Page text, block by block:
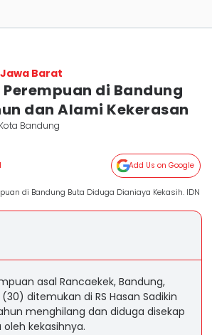
Jawa Barat
di Bandung
dan Alami Kekerasan
Kota Bandung
Add Us on Google
di Bandung Buta Diduga Dianiaya Kekasih. IDN
asal Rancaekek, Bandung,
ditemukan di RS Hasan Sadikin
menghilang dan diduga disekap
kekasihnya.